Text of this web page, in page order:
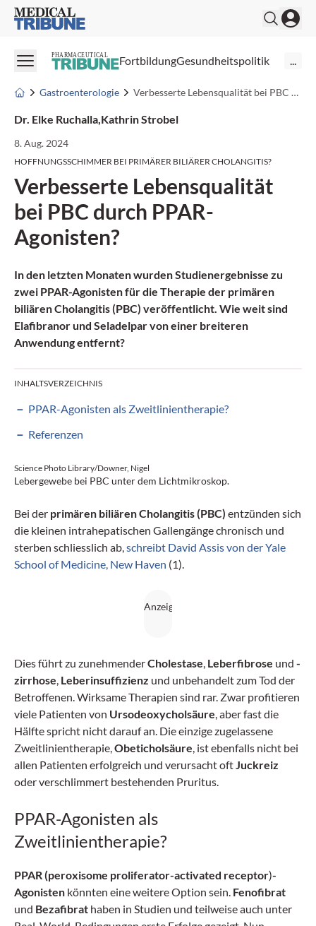
Medical Tribune
PHARMACEUTICAL FortbildungGesundheitspolitik ...
Gastroenterologie Verbesserte Lebensqualität bei PBC durch PPAR-Agonisten?
Dr. Elke Ruchalla Kathrin Strobel
8. Aug. 2024
HOFFNUNGSSCHIMMER BEI PRIMÄRER BILIÄRER CHOLANGITIS?
Verbesserte Lebensqualität
bei PBC durch PPAR-
Agonisten?
In den letzten Monaten wurden Studienergebnisse zu
zwei PPAR-Agonisten für die Therapie der primären
biliären Cholangitis (PBC) veröffentlicht. Wie weit sind
Elafibranor und Seladelpar von einer breiteren
Anwendung entfernt?
INHALTSVERZEICHNIS
PPAR-Agonisten als Zweitlinientherapie?
Referenzen
Science Photo Library/Downer, Nigel
Lebergewebe bei PBC unter dem Lichtmikroskop.
Bei der primären biliären Cholangitis (PBC) entzünden sich
die kleinen intrahepatischen Gallengänge chronisch und
sterben schliesslich ab, schreibt David Assis von der Yale
School of Medicine, New Haven (1).
Dies führt zu zunehmenderCholestase Leberfibrose und -
zirrhose Leberinsuffizienz und unbehandelt zum Tod der
Betroffenen. Wirksame Therapien sind rar. Zwar profitieren
viele Patienten von Ursodeoxycholsäure , aber fast die
Hälfte spricht nicht darauf an. Die einzige zugelassene
Zweitlinientherapie, Obeticholsäure , ist ebenfalls nicht bei
allen Patienten erfolgreich und verursacht oft Juckreiz
oder verschlimmert bestehenden Pruritus.
PPAR-Agonisten als
Zweitlinientherapie?
PPAR (peroxisome proliferator-activated receptor)-
Agonisten könnten eine weitere Option sein. Fenofibrat
und Bezafibrat haben in Studien und teilweise auch unter